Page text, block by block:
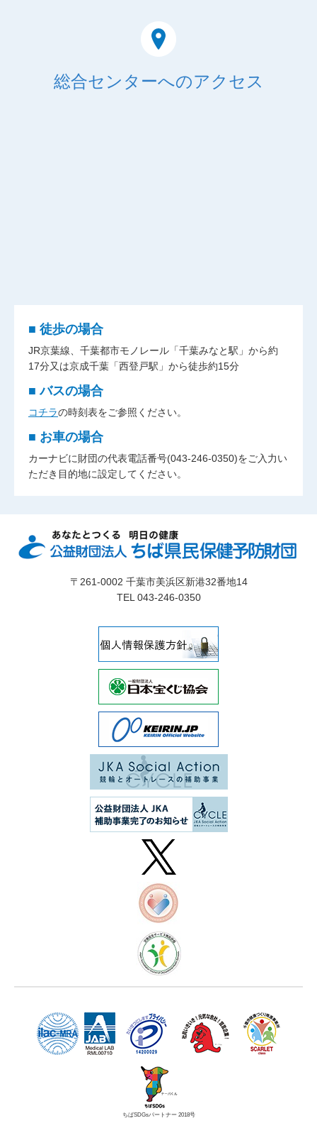
総合センターへのアクセス
■ 徒歩の場合
JR京葉線、千葉都市モノレール「千葉みなと駅」から約
17分又は京成千葉「西登戸駅」から徒歩約15分
■ バスの場合
コチラの時刻表をご参照ください。
■ お車の場合
カーナビに財団の代表電話番号(043-246-0350)をご入力い
ただき目的地に設定してください。
〒261-0002 千葉市美浜区新港32番地14
TEL 043-246-0350
ちばSDGsパートナー 2018号